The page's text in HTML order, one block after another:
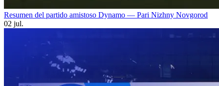
Resumen del partido amistoso Dynamo — Pari Nizhny Novgorod
02 jul.